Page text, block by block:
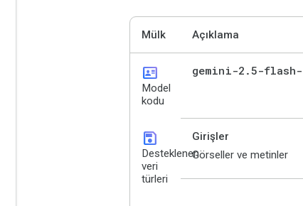
Mülk Açıklama
id_card
Model
kodu
gemini-2 .5-flash-
save
Desteklenen
veri
türleri
Girişler
Görseller ve metinler